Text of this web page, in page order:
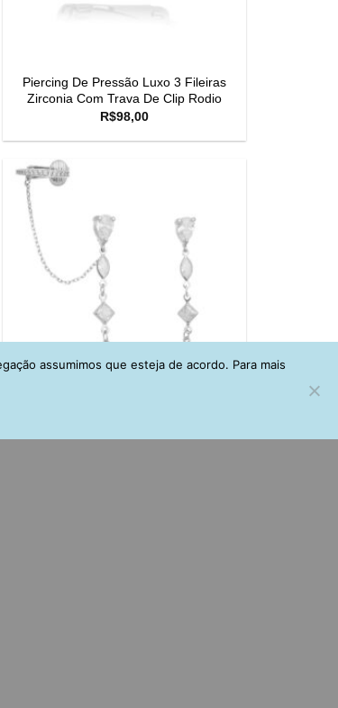
Piercing De Pressão Luxo 3 Fileiras
Zirconia Com Trava De Clip Rodio
R$98,00
Piercing E Corrente Rodio
assumimos que esteja de acordo. Para mais